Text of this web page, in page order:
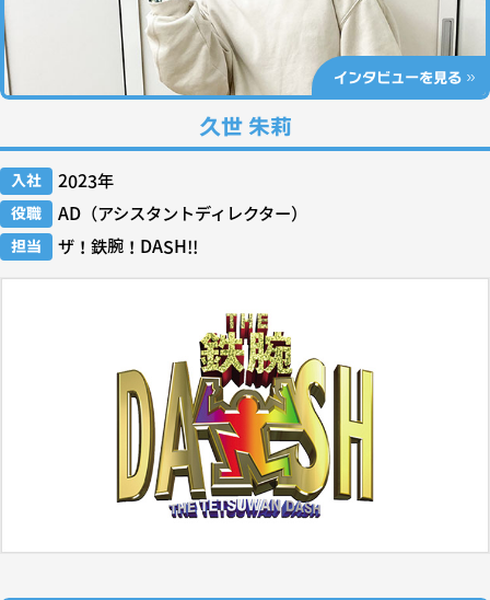
インタビューを見る
久世 朱莉
入社 2023年
役職 AD（アシスタントディレクター）
担当 ザ！鉄腕！DASH!!